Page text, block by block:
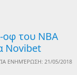
οφ του NBA
Novibet
ΕΝΗΜΈΡΩΣΗ: 21/05/2018